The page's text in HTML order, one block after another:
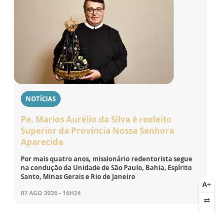
NOTÍCIAS
Pe. Marlos Aurélio da Silva é reeleito
Superior da Província Nossa Senhora
Aparecida
Por mais quatro anos, missionário redentorista segue
na condução da Unidade de São Paulo, Bahia, Espírito
Santo, Minas Gerais e Rio de Janeiro
07 AGO 2026 - 16H24